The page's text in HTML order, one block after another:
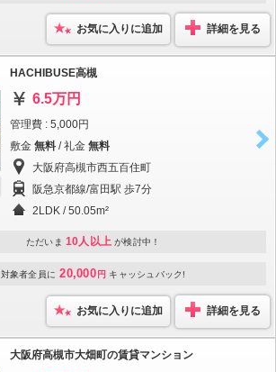
お気に入りに追加 詳細を見る
HACHIBUSE高槻
6.5万円
管理費 : 5,000円
敷金 無料 / 礼金 無料
大阪府高槻市西五百住町
阪急京都線/富田駅 歩7分
2LDK / 50.05m²
ただいま 10人以上 が検討中！
対象者全員に 20,000 円 キャッシュバック!
お気に入りに追加 詳細を見る
大阪府高槻市大畑町の賃貸マンション